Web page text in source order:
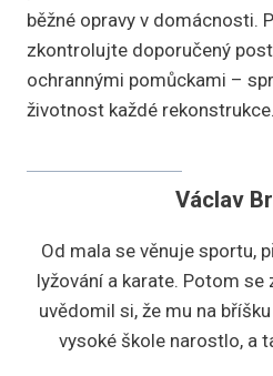
běžné opravy v domácnosti.
zkontrolujte doporučený
ochrannými pomůckami –
životnost každé rekonstrukce.
Václav
Od mala se věnuje sportu,
lyžování a karate. Potom se
uvědomil si, že mu na
vysoké škole narostlo, a